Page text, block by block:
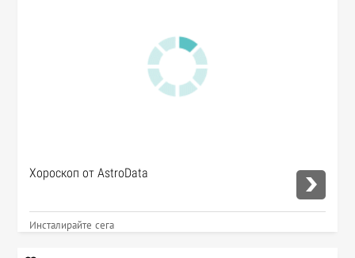
Хороскоп от AstroData
Инсталирайте сега